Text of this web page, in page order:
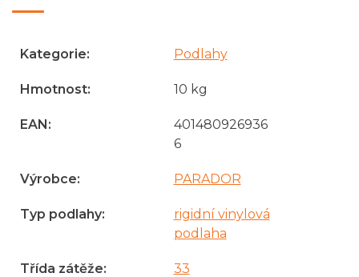
Kategorie: Podlahy
Hmotnost: 10 kg
EAN:
401480926936
6
Výrobce: PARADOR
Typ podlahy:
rigidní vinylová
podlaha
Třída zátěže:
33